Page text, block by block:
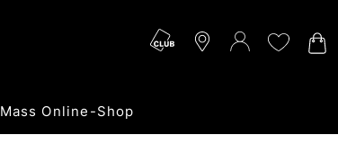
Mass Online-Shop